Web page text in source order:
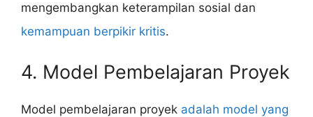
mengembangkan keterampilan sosial dan
kemampuan berpikir kritis.
4. Model Pembelajaran Proyek
Model pembelajaran proyek adalah model yang